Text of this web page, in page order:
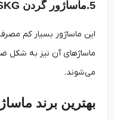
ماساژهای آن نیز به شکل
می‌شوند.
بهترین برند